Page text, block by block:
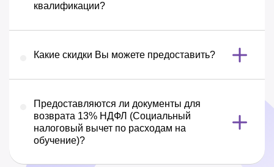
квалификации?
Какие скидки Вы можете предоставить?
Предоставляются ли документы для
возврата 13% НДФЛ (Социальный
налоговый вычет по расходам на
обучение)?